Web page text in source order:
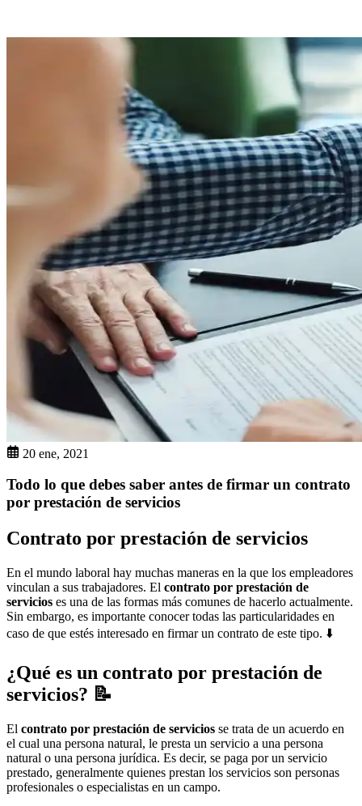
20 ene, 2021
Todo lo que debes saber antes de firmar un contrato
por prestación de servicios
Contrato por prestación de servicios
En el mundo laboral hay muchas maneras en la que los empleadores
vinculan a sus trabajadores. El contrato por prestación de
servicios es una de las formas más comunes de hacerlo actualmente.
Sin embargo, es importante conocer todas las particularidades en
caso de que estés interesado en firmar un contrato de este tipo. ⬇️
¿Qué es un contrato por prestación de
servicios? 📝
El contrato por prestación de servicios se trata de un acuerdo en
el cual una persona natural, le presta un servicio a una persona
natural o una persona jurídica. Es decir, se paga por un servicio
prestado, generalmente quienes prestan los servicios son personas
profesionales o especialistas en un campo.